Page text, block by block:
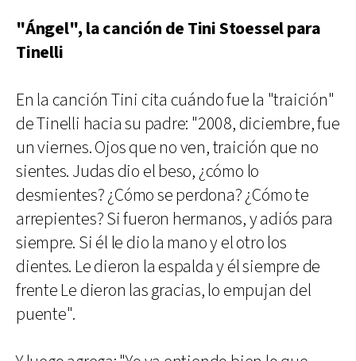
"Ángel", la canción de Tini Stoessel para
Tinelli
En la canción Tini cita cuándo fue la "traición"
de Tinelli hacia su padre: "2008, diciembre, fue
un viernes. Ojos que no ven, traición que no
sientes. Judas dio el beso, ¿cómo lo
desmientes? ¿Cómo se perdona? ¿Cómo te
arrepientes? Si fueron hermanos, y adiós para
siempre. Si él le dio la mano y el otro los
dientes. Le dieron la espalda y él siempre de
frente Le dieron las gracias, lo empujan del
puente".